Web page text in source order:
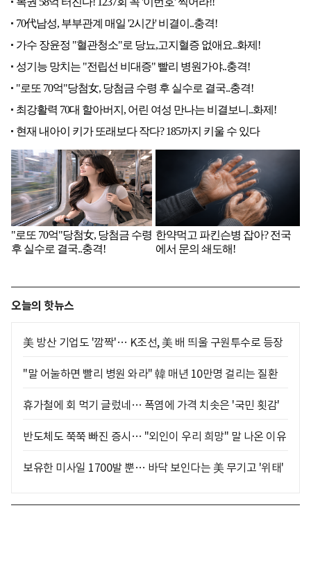
오늘의 핫뉴스
美 방산 기업도 '깜짝'… K조선, 美 배 띄울 구원투수로 등장
"말 어눌하면 빨리 병원 와라" 韓 매년 10만명 걸리는 질환
휴가철에 회 먹기 글렀네… 폭염에 가격 치솟은 '국민 횟감'
반도체도 쭉쭉 빠진 증시… "외인이 우리 희망" 말 나온 이유
보유한 미사일 1700발 뿐… 바닥 보인다는 美 무기고 '위태'